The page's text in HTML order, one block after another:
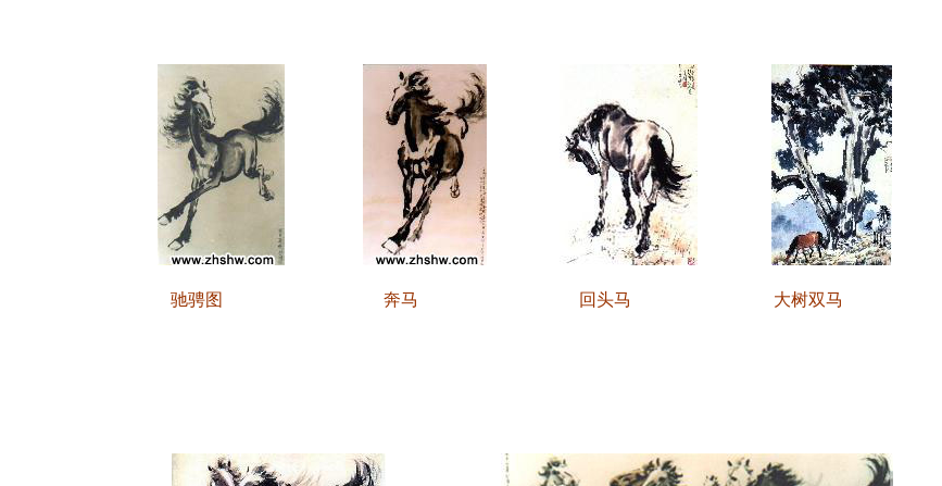
驰骋图 奔马 回头马 大树双马